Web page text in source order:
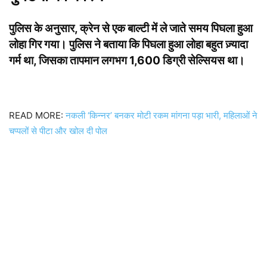
पुलिस के अनुसार, क्रेन से एक बाल्टी में ले जाते समय पिघला हुआ
लोहा गिर गया। पुलिस ने बताया कि पिघला हुआ लोहा बहुत ज़्यादा
गर्म था, जिसका तापमान लगभग 1,600 डिग्री सेल्सियस था।
READ MORE:नकली ‘किन्नर’ बनकर मोटी रकम मांगना पड़ा भारी, महिलाओं ने
चप्पलों से पीटा और खोल दी पोल